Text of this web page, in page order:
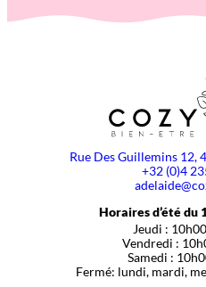
Rue Des Guillemins 12,
+32 (0)4
Horaires d’été du
Jeudi :
Vendredi :
Samedi :
Fermé: lundi, mardi,